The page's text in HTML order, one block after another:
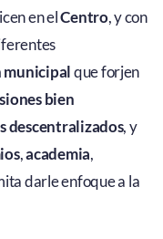
en elCentro, y con
municipalque forjen
bien
descentralizados, y
,academia,
darle enfoque a la